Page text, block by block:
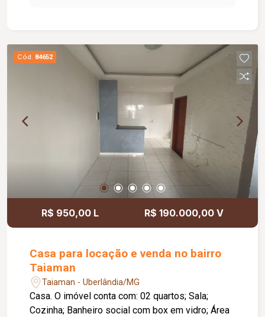
qualidade de vida.
Cód. 84652
R$ 950,00 L R$ 190.000,00 V
Casa para locação e venda no bairro
Taiaman
Taiaman - Uberlândia/MG
Casa. O imóvel conta com: 02 quartos; Sala;
Cozinha; Banheiro social com box em vidro; Área